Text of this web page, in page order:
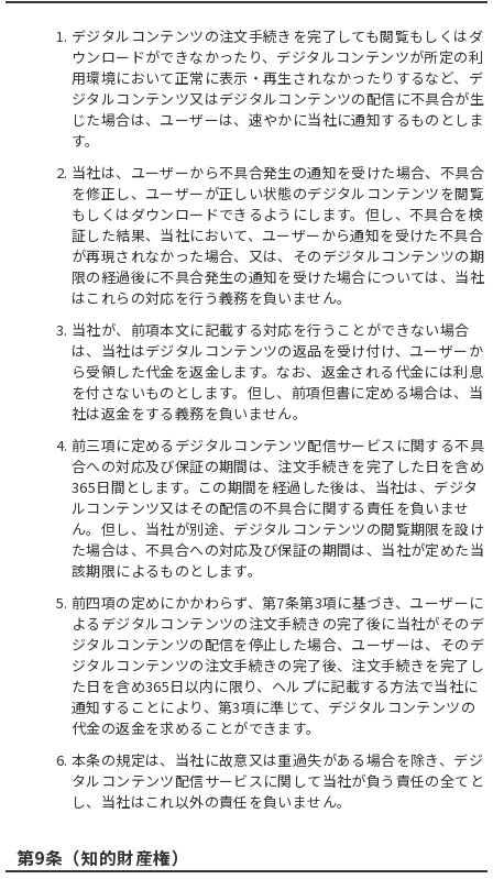
デジタルコンテンツの注文手続きを完了しても閲覧もしくはダ
ウンロードができなかったり、デジタルコンテンツが所定の利
用環境において正常に表示・再生されなかったりするなど、デ
ジタルコンテンツ又はデジタルコンテンツの配信に不具合が生
じた場合は、ユーザーは、速やかに当社に通知するものとしま
す。
当社は、ユーザーから不具合発生の通知を受けた場合、不具合
を修正し、ユーザーが正しい状態のデジタルコンテンツを閲覧
もしくはダウンロードできるようにします。但し、不具合を検
証した結果、当社において、ユーザーから通知を受けた不具合
が再現されなかった場合、又は、そのデジタルコンテンツの期
限の経過後に不具合発生の通知を受けた場合については、当社
はこれらの対応を行う義務を負いません。
当社が、前項本文に記載する対応を行うことができない場合
は、当社はデジタルコンテンツの返品を受け付け、ユーザーか
ら受領した代金を返金します。なお、返金される代金には利息
を付さないものとします。但し、前項但書に定める場合は、当
社は返金をする義務を負いません。
前三項に定めるデジタルコンテンツ配信サービスに関する不具
合への対応及び保証の期間は、注文手続きを完了した日を含め
365日間とします。この期間を経過した後は、当社は、デジタ
ルコンテンツ又はその配信の不具合に関する責任を負いませ
ん。但し、当社が別途、デジタルコンテンツの閲覧期限を設け
た場合は、不具合への対応及び保証の期間は、当社が定めた当
該期限によるものとします。
前四項の定めにかかわらず、第7条第3項に基づき、ユーザーに
よるデジタルコンテンツの注文手続きの完了後に当社がそのデ
ジタルコンテンツの配信を停止した場合、ユーザーは、そのデ
ジタルコンテンツの注文手続きの完了後、注文手続きを完了し
た日を含め365日以内に限り、ヘルプに記載する方法で当社に
通知することにより、第3項に準じて、デジタルコンテンツの
代金の返金を求めることができます。
本条の規定は、当社に故意又は重過失がある場合を除き、デジ
タルコンテンツ配信サービスに関して当社が負う責任の全てと
し、当社はこれ以外の責任を負いません。
第9条（知的財産権）